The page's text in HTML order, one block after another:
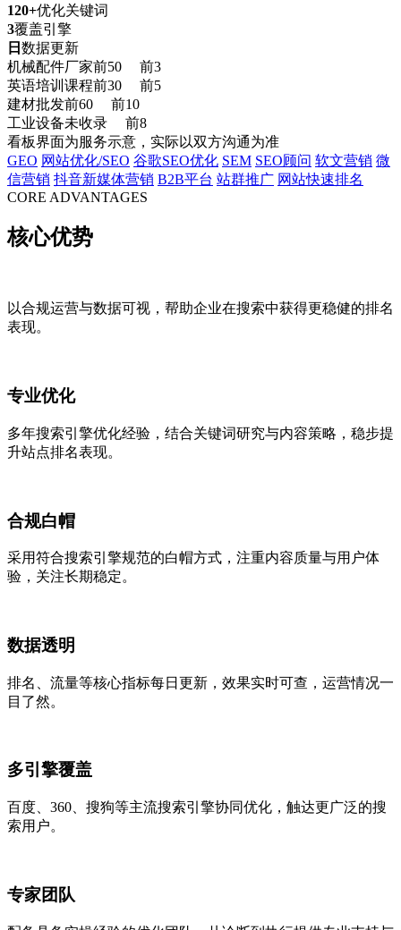
120+优化关键词
3覆盖引擎
日 数据更新
机械配件厂家前50
前3
英语培训课程前30
前5
建材批发前60
前10
工业设备未收录
前8
看板界面为服务示意，实际以双方沟通为准
GEO 网站优化/SEO 谷歌SEO优化 SEM SEO顾问 软文营销 微
信营销 抖音新媒体营销 B2B平台 站群推广 网站快速排名
CORE ADVANTAGES
核心优势
以合规运营与数据可视，帮助企业在搜索中获得更稳健的排名
表现。
专业优化
多年搜索引擎优化经验，结合关键词研究与内容策略，稳步提
升站点排名表现。
合规白帽
采用符合搜索引擎规范的白帽方式，注重内容质量与用户体
验，关注长期稳定。
数据透明
排名、流量等核心指标每日更新，效果实时可查，运营情况一
目了然。
多引擎覆盖
百度、360、搜狗等主流搜索引擎协同优化，触达更广泛的搜
索用户。
专家团队